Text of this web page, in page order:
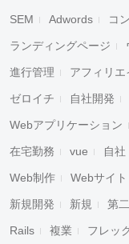
SEM Adwords コ
ランディングページ
進行管理 アフィリエ
ゼロイチ 自社開発
Webアプリケーション
在宅勤務 vue 自社
Web制作 Webサイト
新規開発 新規 第
Rails 複業 フレッ